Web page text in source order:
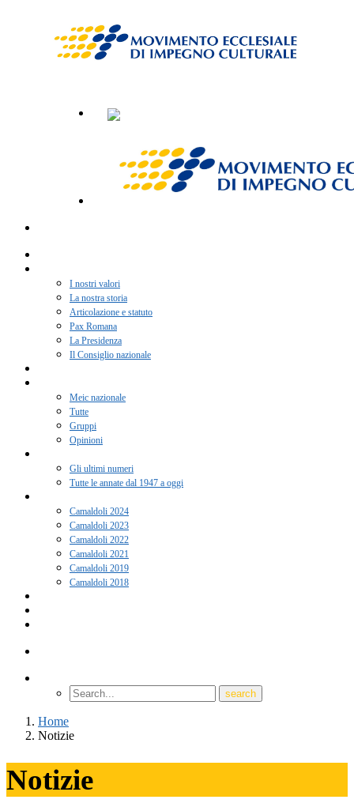
I nostri valori
La nostra storia
Articolazione e statuto
Pax Romana
La Presidenza
Il Consiglio nazionale
Meic nazionale
Tutte
Gruppi
Opinioni
Gli ultimi numeri
Tutte le annate dal 1947 a oggi
Camaldoli 2024
Camaldoli 2023
Camaldoli 2022
Camaldoli 2021
Camaldoli 2019
Camaldoli 2018
Home
Notizie
Notizie